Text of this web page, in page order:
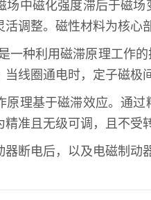
场中磁化强度滞后于磁
调整。磁性材料为核心
一种利用磁滞原理工作
线圈通电时，定子磁极
原理基于磁滞效应。通
准且无级可调，且不受
断电后，以及电磁制动